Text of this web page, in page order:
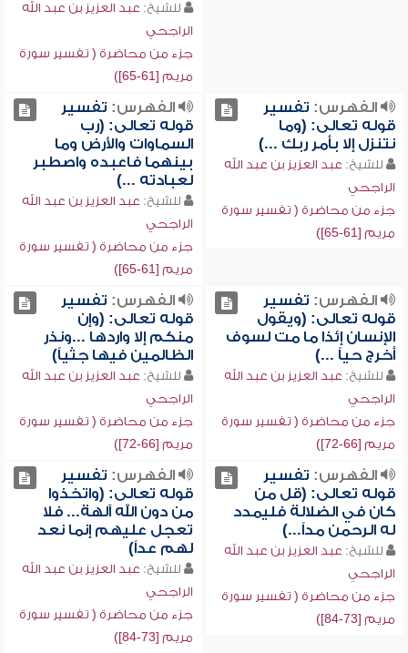
للشيخ: عبد العزيز بن عبد الله
الراجحي
جزء من محاضرة ( تفسير سورة
مريم [61-65])
الفهرس: تفسير
قوله تعالى: (وما
نتنزل إلا بأمر ربك ...)
للشيخ: عبد العزيز بن عبد الله
الراجحي
جزء من محاضرة ( تفسير سورة
مريم [61-65])
الفهرس: تفسير
قوله تعالى: (رب
السماوات والأرض وما
بينهما فاعبده واصطبر
لعبادته ...)
للشيخ: عبد العزيز بن عبد الله
الراجحي
جزء من محاضرة ( تفسير سورة
مريم [61-65])
الفهرس: تفسير
قوله تعالى: (ويقول
الإنسان إئذا ما مت لسوف
أخرج حياً ...)
للشيخ: عبد العزيز بن عبد الله
الراجحي
جزء من محاضرة ( تفسير سورة
مريم [66-72])
الفهرس: تفسير
قوله تعالى: (وإن
منكم إلا واردها ...ونذر
الظالمين فيها جثياً)
للشيخ: عبد العزيز بن عبد الله
الراجحي
جزء من محاضرة ( تفسير سورة
مريم [66-72])
الفهرس: تفسير
قوله تعالى: (قل من
كان في الضلالة فليمدد
له الرحمن مداً...)
للشيخ: عبد العزيز بن عبد الله
الراجحي
جزء من محاضرة ( تفسير سورة
مريم [73-84])
الفهرس: تفسير
قوله تعالى: (واتخذوا
من دون الله آلهة... فلا
تعجل عليهم إنما نعد
لهم عداً)
للشيخ: عبد العزيز بن عبد الله
الراجحي
جزء من محاضرة ( تفسير سورة
مريم [73-84])